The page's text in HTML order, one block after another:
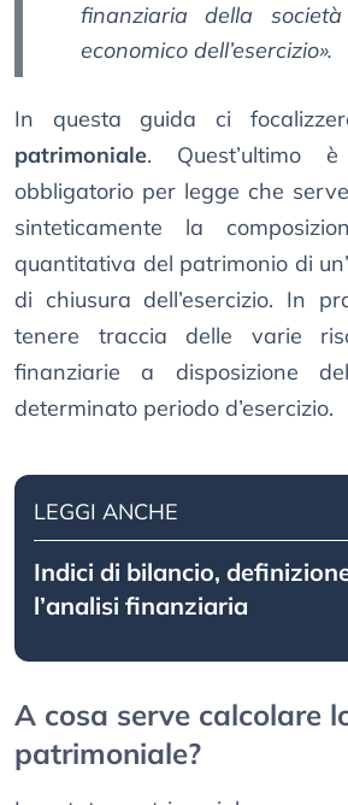
finanziaria della
economico dell’esercizio».
In questa guida ci
patrimoniale. Quest’ultimo
obbligatorio per legge che
sinteticamente la
quantitativa del patrimonio di
di chiusura dell’esercizio. In
tenere traccia delle varie
finanziarie a disposizione
determinato periodo d’esercizio.
LEGGI ANCHE
Indici di bilancio,
l’analisi finanziaria
A cosa serve calcolare
patrimoniale?